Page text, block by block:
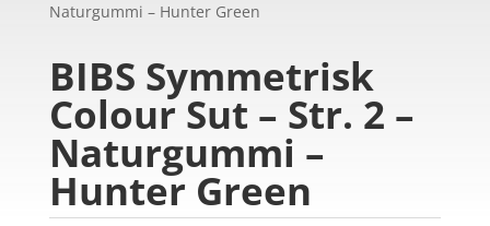
Naturgummi – Hunter Green
BIBS Symmetrisk
Colour Sut – Str. 2 –
Naturgummi –
Hunter Green